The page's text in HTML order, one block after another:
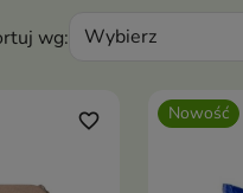
wg: Wybierz
favorite_border Nowość